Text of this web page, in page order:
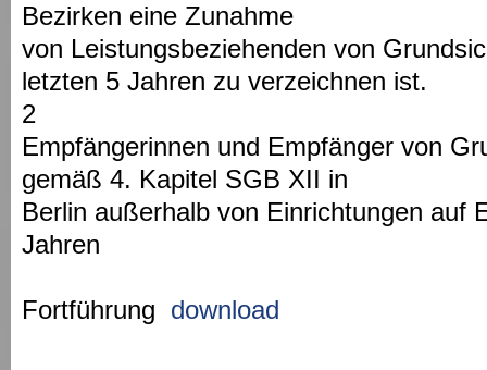
Bezirken eine Zunahme
von Leistungsbeziehenden von
letzten 5 Jahren zu verzeichnen ist.
2
Empfängerinnen und Empfänger von
gemäß 4. Kapitel SGB XII in
Berlin außerhalb von Einrichtungen auf
Jahren
Fortführung download